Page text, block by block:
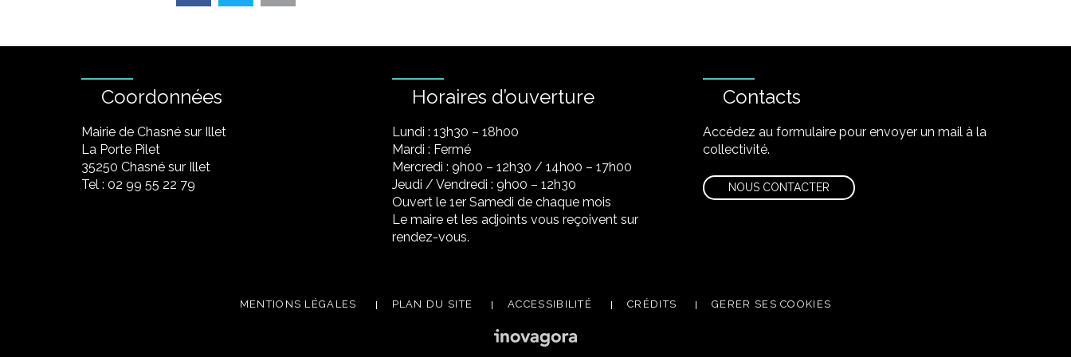
Coordonnées
Mairie de Chasné sur Illet
La Porte Pilet
35250 Chasné sur Illet
Tel : 02 99 55 22 79
Horaires d’ouverture
Lundi : 13h30 – 18h00
Mardi : Fermé
Mercredi : 9h00 – 12h30 / 14h00 – 17h00
Jeudi / Vendredi : 9h00 – 12h30
Ouvert le 1er Samedi de chaque mois
Le maire et les adjoints vous reçoivent sur
rendez-vous.
Contacts
Accédez au formulaire pour envoyer un mail à la
collectivité.
NOUS CONTACTER
MENTIONS LÉGALES PLAN DU SITE ACCESSIBILITÉ CRÉDITS GERER SES COOKIES